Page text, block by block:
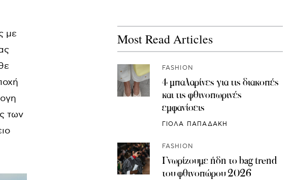
με
των
Most Read Articles
FASHION
4 μπαλαρίνες για τις διακοπές
και τις φθινοπωρινές
εμφανίσεις
ΓΙΟΛΑ ΠΑΠΑΔΑΚΗ
FASHION
Γνωρίζουμε ήδη το bag trend
του φθινοπώρου 2026